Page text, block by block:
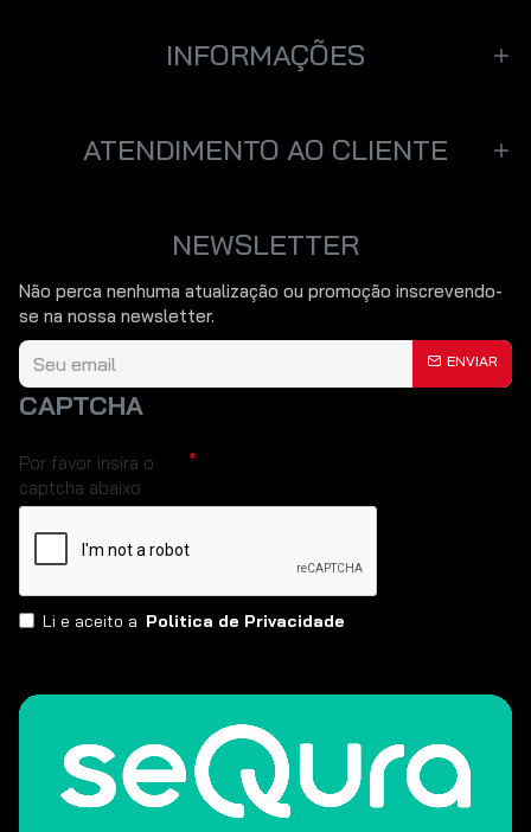
INFORMAÇÕES
ATENDIMENTO AO CLIENTE
NEWSLETTER
Não perca nenhuma atualização ou promoção inscrevendo-
se na nossa newsletter.
ENVIAR
CAPTCHA
Por favor insira o
captcha abaixo
Li e aceito a Politica de Privacidade